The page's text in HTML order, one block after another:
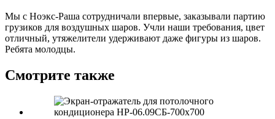
Мы с Ноэкс-Раша сотрудничали впервые, заказывали партию
грузиков для воздушных шаров. Учли наши требования, цвет
отличный, утяжелители удерживают даже фигуры из шаров.
Ребята молодцы.
Смотрите также